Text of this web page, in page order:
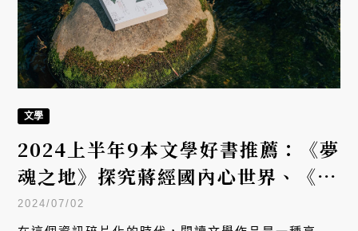
文學
2024上半年9本文學好書推薦：《夢
魂之地》探究蔣經國內心世界、《黃
色臉孔》觸碰「政治正確」尖銳辯
2024/07/02